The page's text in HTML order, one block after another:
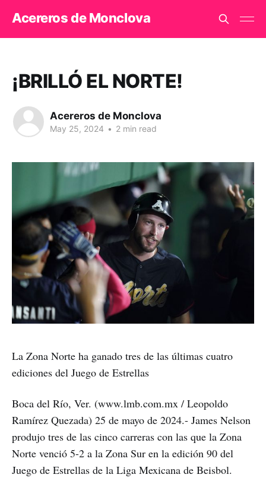
Acereros de Monclova
¡BRILLÓ EL NORTE!
Acereros de Monclova
May 25, 2024 • 2 min read
La Zona Norte ha ganado tres de las últimas cuatro
ediciones del Juego de Estrellas
Boca del Río, Ver. (www.lmb.com.mx / Leopoldo
Ramírez Quezada) 25 de mayo de 2024.- James Nelson
produjo tres de las cinco carreras con las que la Zona
Norte venció 5-2 a la Zona Sur en la edición 90 del
Juego de Estrellas de la Liga Mexicana de Beisbol.